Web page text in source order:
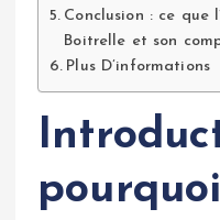
Conclusion : ce que
Boitrelle et son
Plus D’informations